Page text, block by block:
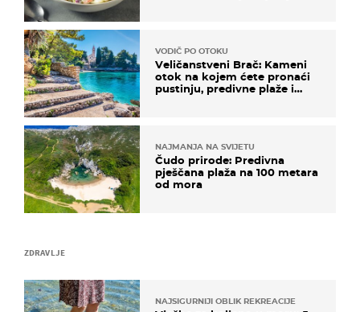
ZDRAVLJE
NAJSIGURNIJI OBLIK REKREACIJE
VODIČ PO OTOKU
Veličanstveni Brač: Kameni
otok na kojem ćete pronaći
pustinju, predivne plaže i
NAJMANJA NA SVIJETU
Čudo prirode: Predivna
pješčana plaža na 100 metara
od mora